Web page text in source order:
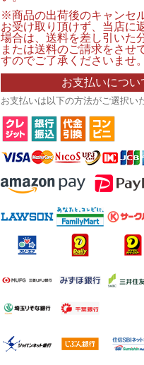
※商品の出荷後のキャンセ
お受け取り頂けず、当店に
場合は、送料を差し引いた
または送料のご請求をさせ
すのでご了承くださいませ
お支払いについ
お支払いは以下の方法がご選択い